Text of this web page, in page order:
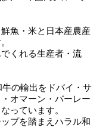
魚・米と日本産農産
くれる生産者・流
の輸出をドバイ・サ
オマーン・バーレー
っています。
プを踏まえハラル和